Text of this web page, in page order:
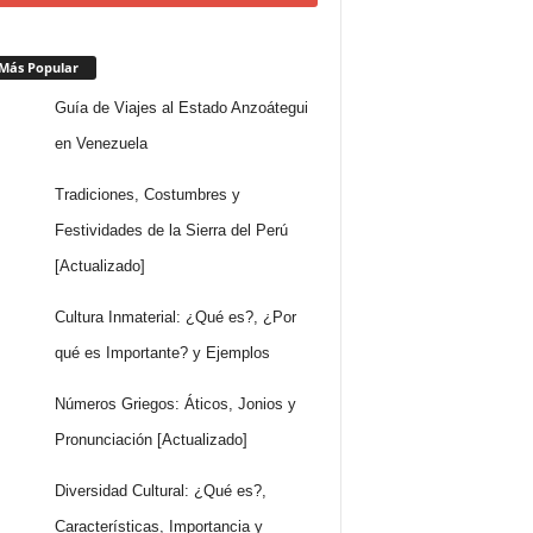
Popular
Guía de Viajes al Estado Anzoátegui
en Venezuela
Tradiciones, Costumbres y
Festividades de la Sierra del Perú
[Actualizado]
Cultura Inmaterial: ¿Qué es?, ¿Por
qué es Importante? y Ejemplos
Números Griegos: Áticos, Jonios y
Pronunciación [Actualizado]
Diversidad Cultural: ¿Qué es?,
Características, Importancia y